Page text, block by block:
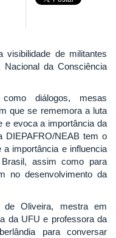
de militantes
da Consciência
como diálogos, mesas
que se rememora a luta
e evoca a importância da
DIEPAFRO/NEAB tem o
importância e influencia
assim como para
no desenvolvimento da
de Oliveira, mestra em
da UFU e professora da
para conversar